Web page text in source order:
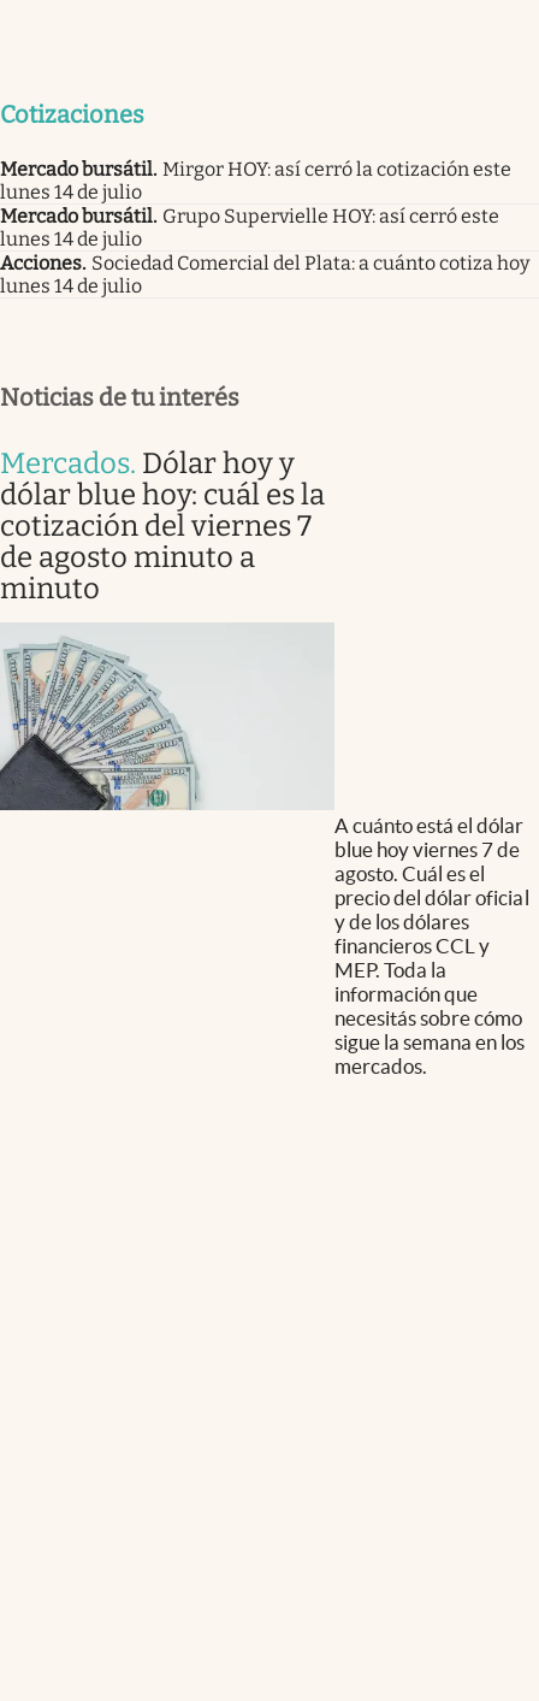
Cotizaciones
Mercado bursátil. Mirgor HOY: así cerró la cotización este
lunes 14 de julio
Mercado bursátil. Grupo Supervielle HOY: así cerró este
lunes 14 de julio
Acciones. Sociedad Comercial del Plata: a cuánto cotiza hoy
lunes 14 de julio
Noticias de tu interés
Mercados. Dólar hoy y
dólar blue hoy: cuál es la
cotización del viernes 7
de agosto minuto a
minuto
A cuánto está el dólar
blue hoy viernes 7 de
agosto. Cuál es el
precio del dólar oficial
y de los dólares
financieros CCL y
MEP. Toda la
información que
necesitás sobre cómo
sigue la semana en los
mercados.